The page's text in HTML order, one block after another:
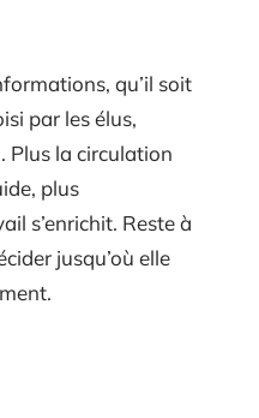
qu’il soit
par les élus,
Plus la circulation
plus
s’enrichit. Reste à
jusqu’où elle